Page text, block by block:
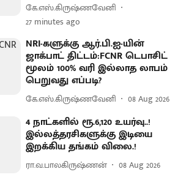
கே.எஸ்.கிருஷ்ணவேனி
27 minutes ago
NRI-களுக்கு ஆர்.பி.ஐ-யின்
ஜாக்பாட் திட்டம்:FCNR டெபாசிட்
மூலம் 100% வரி இல்லாத லாபம்
பெறுவது எப்படி?
கே.எஸ்.கிருஷ்ணவேனி 08 Aug 2026
4 நாட்களில் ரூ.6,120 உயர்வு..!
இல்லத்தரசிகளுக்கு இடியை
இறக்கிய தங்கம் விலை.!
ரா.வ.பாலகிருஷ்ணன் 08 Aug 2026